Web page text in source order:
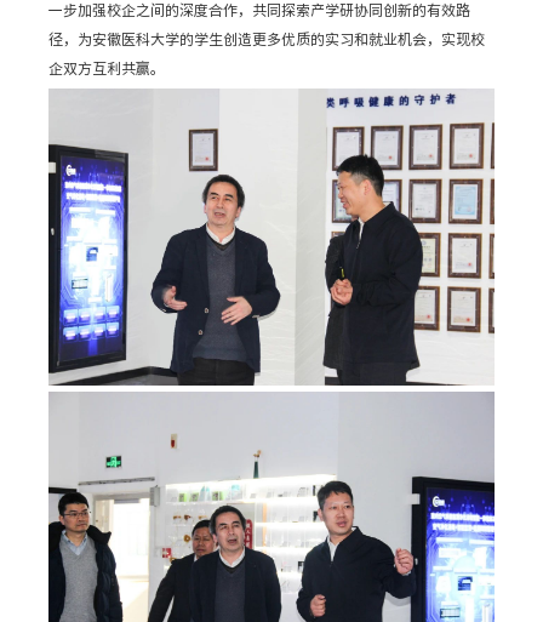
一步加强校企之间的深度合作，共同探索产学研协同创新的有效路
径，为安徽医科大学的学生创造更多优质的实习和就业机会，实现校
企双方互利共赢。